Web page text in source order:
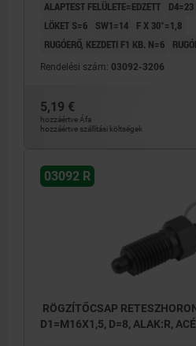
ALAPTEST FELÜLETE=EDZETT D4=23
LÖKET S=6
SW1=14
F X 30°=1,8
RUGÓERŐ, KEZDETI F1 KB. N=6
Rendelési szám: 03092-3206
5,19 €
hozzáértve Áfa
hozzáértve szállítási költségek
03092 R
RÖGZÍTŐCSAP
D1=M16X1,5, D=8, ALAK:R,